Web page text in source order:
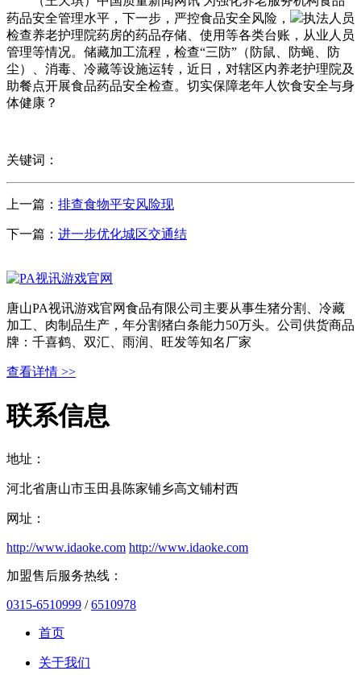
药品安全管理水平，下一步，严控食品安全风险，
执法人员
检查养老护理院药房的药品存储、使用等各类台账，从业人员
管理等情况。储藏加工流程，检查“三防”（防鼠、防蝇、防
尘）、消毒、冷藏等设施运转，近日，对辖区内养老护理院及
助餐点开展食品药品安全检查。切实保障老年人饮食安全与身
体健康？
关键词：
上一篇： 排查食物平安风险现
下一篇： 进一步优化城区交通结
唐山PA视讯游戏官网食品有限公司主要从事生猪分割、冷藏
加工、肉制品生产，年分割猪白条能力50万头。公司供货商品
牌：千喜鹤、双汇、雨润、旺发等知名厂家
查看详情 >>
联系信息
地址：
河北省唐山市玉田县陈家铺乡高文铺村西
网址：
http://www.idaoke.com http://www.idaoke.com
加盟售后服务热线：
0315-6510999 /6510978
首页
关于我们